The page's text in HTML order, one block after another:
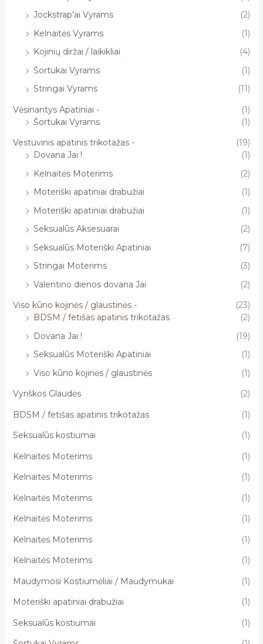
Jockstrap'ai Vyrams
(2)
Kelnaitės Vyrams
(1)
Kojinių diržai / laikikliai
(4)
Šortukai Vyrams
(1)
Stringai Vyrams
(11)
Vėsinantys Apatiniai -
(1)
Šortukai Vyrams
(1)
Vestuvinis apatinis trikotažas -
(19)
Dovana Jai !
(1)
Kelnaitės Moterims
(2)
Moteriški apatiniai drabužiai
(1)
Moteriški apatiniai drabužiai
(1)
Seksualūs Aksesuarai
(2)
Seksualūs Moteriški Apatiniai
(7)
Stringai Moterims
(3)
Valentino dienos dovana Jai
(2)
Viso kūno kojinės / glaustinės -
(23)
BDSM / fetišas apatinis trikotažas
(2)
Dovana Jai !
(19)
Seksualūs Moteriški Apatiniai
(1)
Viso kūno kojinės / glaustinės
(1)
Vyriškos Glaudės
(2)
BDSM / fetišas apatinis trikotažas
(1)
Seksualūs kostiumai
(1)
Kelnaitės Moterims
(1)
Kelnaitės Moterims
(1)
Kelnaitės Moterims
(1)
Kelnaitės Moterims
(1)
Kelnaitės Moterims
(1)
Kelnaitės Moterims
(1)
Maudymosi Kostiumėliai / Maudymukai
(1)
Moteriški apatiniai drabužiai
(1)
Seksualūs kostiumai
(1)